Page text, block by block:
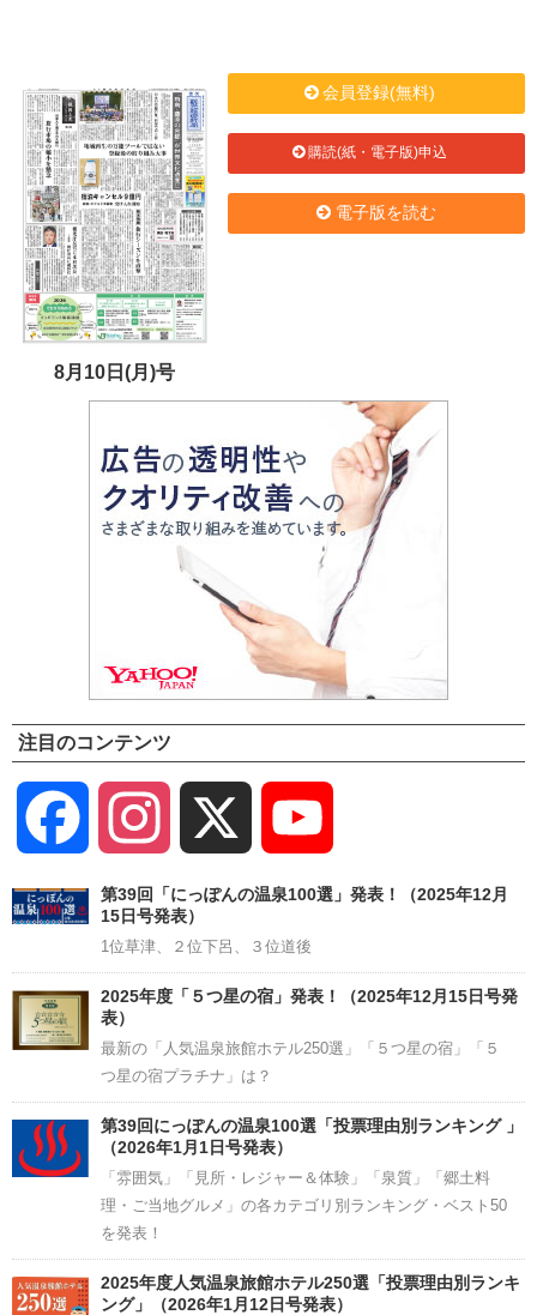
8月10日(月)号
会員登録(無料)
購読(紙・電子版)申込
電子版を読む
注目のコンテンツ
Facebook Instagram
Channel
第39回「にっぽんの温泉100選」発表！（2025年12月
15日号発表）
1位草津、２位下呂、３位道後
2025年度「５つ星の宿」発表！（2025年12月15日号発
表）
最新の「人気温泉旅館ホテル250選」「５つ星の宿」「５
つ星の宿プラチナ」は？
第39回にっぽんの温泉100選「投票理由別ランキング 」
（2026年1月1日号発表）
「雰囲気」「見所・レジャー＆体験」「泉質」「郷土料
理・ご当地グルメ」の各カテゴリ別ランキング・ベスト50
を発表！
2025年度人気温泉旅館ホテル250選「投票理由別ランキ
ング」（2026年1月12日号発表）